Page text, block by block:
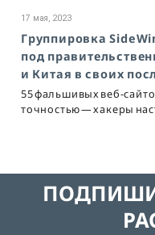
17 мая, 2023
Группировка
под
и Китая в своих
55 фальшивых веб-
точностью — хакеры